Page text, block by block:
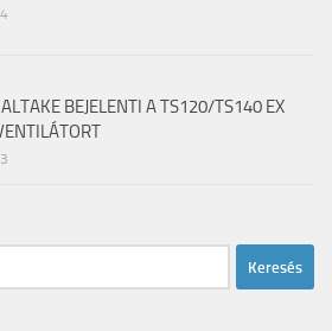
BEJELENTI A TS120/TS140 EX